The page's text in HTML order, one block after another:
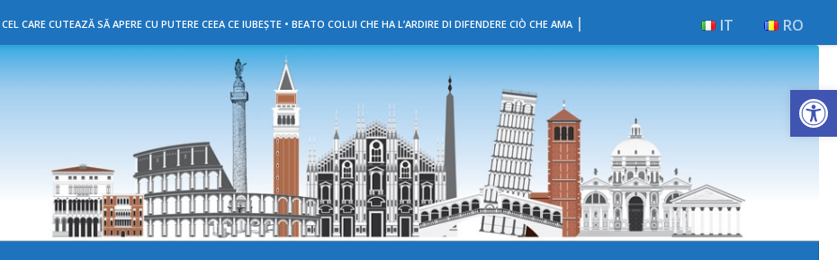
CARE CUTEAZĂ SĂ APERE CU PUTERE CEEA CE IUBEȘTE • BEATO COLUI CHE HA L’ARDIRE DI DIFENDERE CIÒ CHE AMA | RO
IT